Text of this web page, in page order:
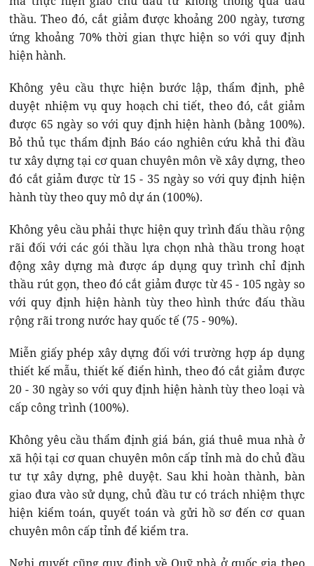
thầu. Theo đó, cắt giảm được khoảng 200 ngày, tương
ứng khoảng 70% thời gian thực hiện so với quy định
hiện hành.
Không yêu cầu thực hiện bước lập, thẩm định, phê
duyệt nhiệm vụ quy hoạch chi tiết, theo đó, cắt giảm
được 65 ngày so với quy định hiện hành (bằng 100%).
Bỏ thủ tục thẩm định Báo cáo nghiên cứu khả thi đầu
tư xây dựng tại cơ quan chuyên môn về xây dựng, theo
đó cắt giảm được từ 15 - 35 ngày so với quy định hiện
hành tùy theo quy mô dự án (100%).
Không yêu cầu phải thực hiện quy trình đấu thầu rộng
rãi đối với các gói thầu lựa chọn nhà thầu trong hoạt
động xây dựng mà được áp dụng quy trình chỉ định
thầu rút gọn, theo đó cắt giảm được từ 45 - 105 ngày so
với quy định hiện hành tùy theo hình thức đấu thầu
rộng rãi trong nước hay quốc tế (75 - 90%).
Miễn giấy phép xây dựng đối với trường hợp áp dụng
thiết kế mẫu, thiết kế điển hình, theo đó cắt giảm được
20 - 30 ngày so với quy định hiện hành tùy theo loại và
cấp công trình (100%).
Không yêu cầu thẩm định giá bán, giá thuê mua nhà ở
xã hội tại cơ quan chuyên môn cấp tỉnh mà do chủ đầu
tư tự xây dựng, phê duyệt. Sau khi hoàn thành, bàn
giao đưa vào sử dụng, chủ đầu tư có trách nhiệm thực
hiện kiểm toán, quyết toán và gửi hồ sơ đến cơ quan
chuyên môn cấp tỉnh để kiểm tra.